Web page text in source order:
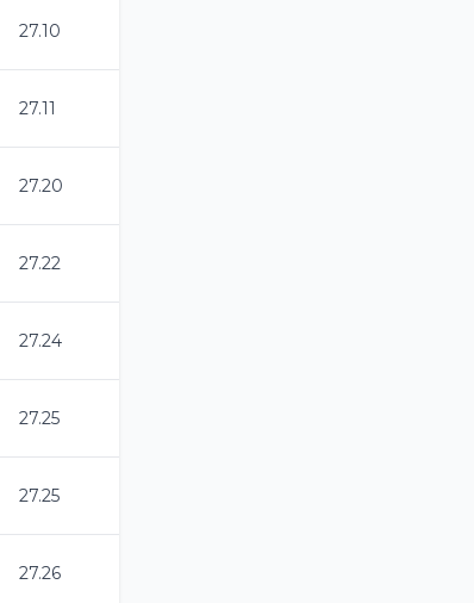
27.10
27.11
27.20
27.22
27.24
27.25
27.25
27.26